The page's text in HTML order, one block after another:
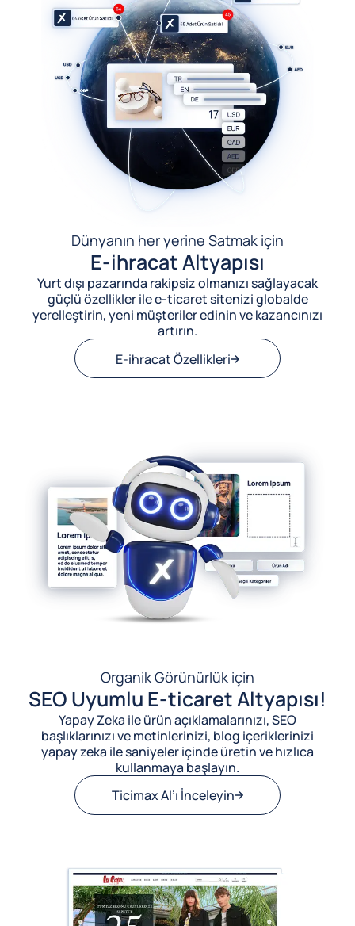
Dünyanın her yerine Satmak için
E-ihracat Altyapısı
Yurt dışı pazarında rakipsiz olmanızı sağlayacak
güçlü özellikler ile e-ticaret sitenizi globalde
yerelleştirin, yeni müşteriler edinin ve kazancınızı
artırın.
E-ihracat Özellikleri
Organik Görünürlük için
SEO Uyumlu E-ticaret Altyapısı!
Yapay Zeka ile ürün açıklamalarınızı, SEO
başlıklarınızı ve metinlerinizi, blog içeriklerinizi
yapay zeka ile saniyeler içinde üretin ve hızlıca
kullanmaya başlayın.
Ticimax AI’ı İnceleyin